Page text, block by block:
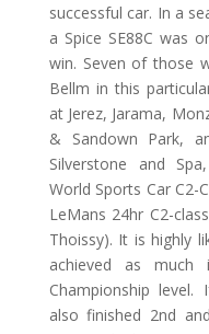
successful car. In a
a Spice SE88C was
win. Seven of those
Bellm in this
at Jerez, Jarama,
& Sandown Park,
Silverstone and
World Sports Car C2-
LeMans 24hr C2-
Thoissy). It is highly
achieved as
Championship level.
also finished 2nd